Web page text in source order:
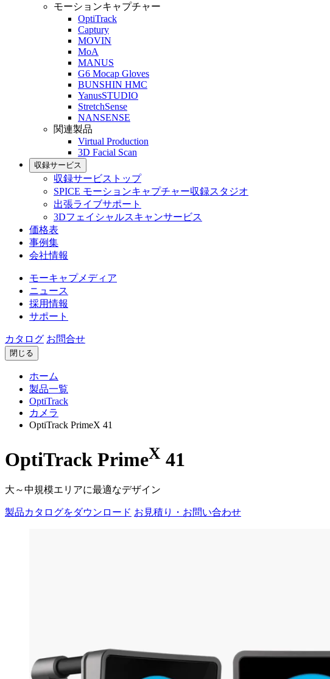
モーションキャプチャー
OptiTrack
Captury
MOVIN
MoA
MANUS
G6 Mocap Gloves
BUNSHIN HMC
YanusSTUDIO
StretchSense
NANSENSE
関連製品
Virtual Production
3D Facial Scan
収録サービス
収録サービストップ
SPICE モーションキャプチャー収録スタジオ
出張ライブサポート
3Dフェイシャルスキャンサービス
価格表
事例集
会社情報
モーキャプメディア
ニュース
採用情報
サポート
カタログ お問合せ
閉じる
ホーム
製品一覧
OptiTrack
カメラ
OptiTrack PrimeX 41
OptiTrack PrimeX 41
大～中規模エリアに最適なデザイン
製品カタログをダウンロード お見積り・お問い合わせ